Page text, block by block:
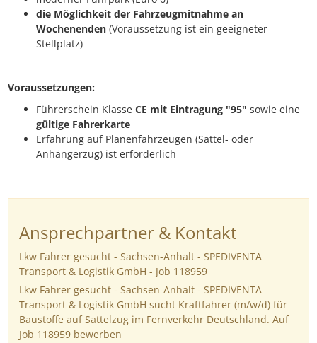
die Möglichkeit der Fahrzeugmitnahme an
Wochenenden (Voraussetzung ist ein geeigneter
Stellplatz)
Voraussetzungen:
Führerschein Klasse CE mit Eintragung "95" sowie eine
gültige Fahrerkarte
Erfahrung auf Planenfahrzeugen (Sattel- oder
Anhängerzug) ist erforderlich
Ansprechpartner & Kontakt
Lkw Fahrer gesucht - Sachsen-Anhalt - SPEDIVENTA
Transport & Logistik GmbH - Job 118959
Lkw Fahrer gesucht - Sachsen-Anhalt - SPEDIVENTA
Transport & Logistik GmbH sucht Kraftfahrer (m/w/d) für
Baustoffe auf Sattelzug im Fernverkehr Deutschland. Auf
Job 118959 bewerben